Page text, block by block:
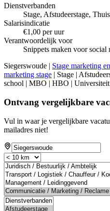
Dienstverbanden
Stage, Afstudeerstage,
Salarisindicatie
€1,00 per uur
Verantwoordelijk voor
Snippets maken voor social
Siegerswoude | Stage marketing
marketing stage | Stage |
school | MBO | HBO | Universiteit
Ontvang vergelijkbare
Vul in waar je vergelijkbare
mailadres niet!